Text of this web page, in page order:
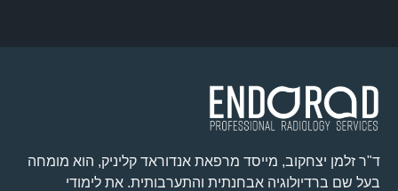
ד"ר זלמן יצחקוב, מייסד מרפאת אנדוראד קליניק, הוא מומחה
בעל שם ברדיולוגיה אבחנתית והתערבותית. את לימודי